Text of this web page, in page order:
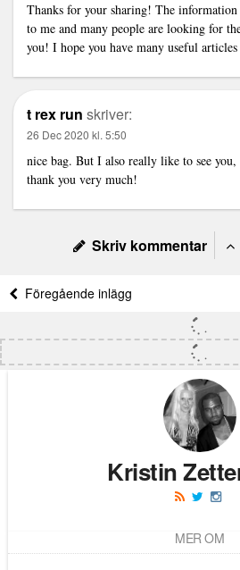
Thanks for your sharing! The
to me and many people are looking for
you! I hope you have many useful
t rex run skriver:
26 Dec 2020 kl. 5:50
nice bag. But I also really like to see
thank you very much!
Skriv kommentar
Föregående inlägg
Kristin
MER OM